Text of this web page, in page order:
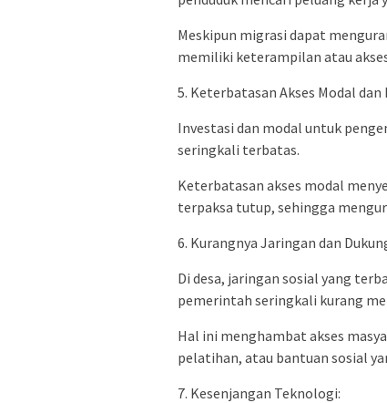
Meskipun migrasi dapat
memiliki keterampilan atau
5. Keterbatasan Akses Modal dan
Investasi dan modal untuk
seringkali terbatas.
Keterbatasan akses modal
terpaksa tutup, sehingga
6. Kurangnya Jaringan dan
Di desa, jaringan sosial yang
pemerintah seringkali kurang
Hal ini menghambat akses
pelatihan, atau bantuan sosial
7. Kesenjangan Teknologi: